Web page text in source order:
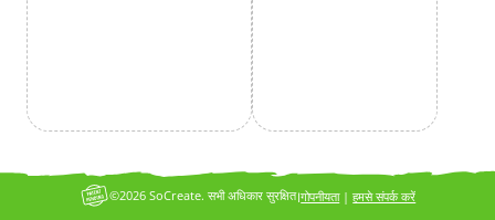
गोपनीयता|हमसे संपर्क करें
©2026 SoCreate. सभी अधिकार सुरक्षित।